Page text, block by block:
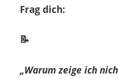
Frag dich:
📝
„Warum zeige ich